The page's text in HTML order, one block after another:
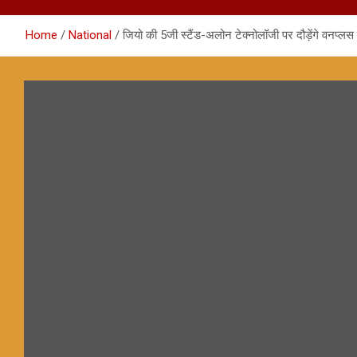
Home National जियो की 5जी स्टैंड-अलोन टेक्नोलॉजी पर दौड़ेंगे वनप्लस